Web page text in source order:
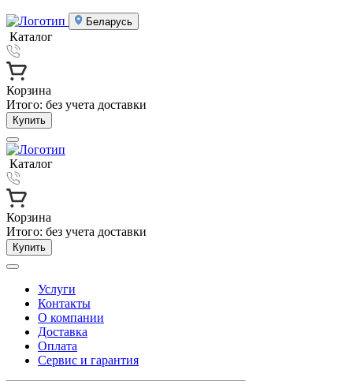
Беларусь
Каталог
Корзина
Итого: без учета доставки
Купить
Каталог
Корзина
Итого: без учета доставки
Купить
Услуги
Контакты
О компании
Доставка
Оплата
Сервис и гарантия